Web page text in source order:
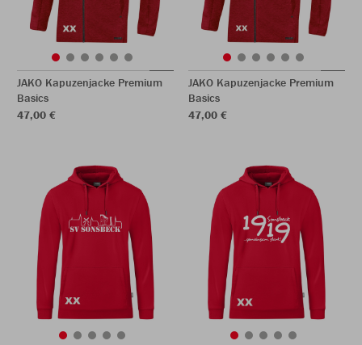
JAKO Kapuzenjacke Premium
Basics
47,00 €
JAKO Kapuzenjacke Premium
Basics
47,00 €